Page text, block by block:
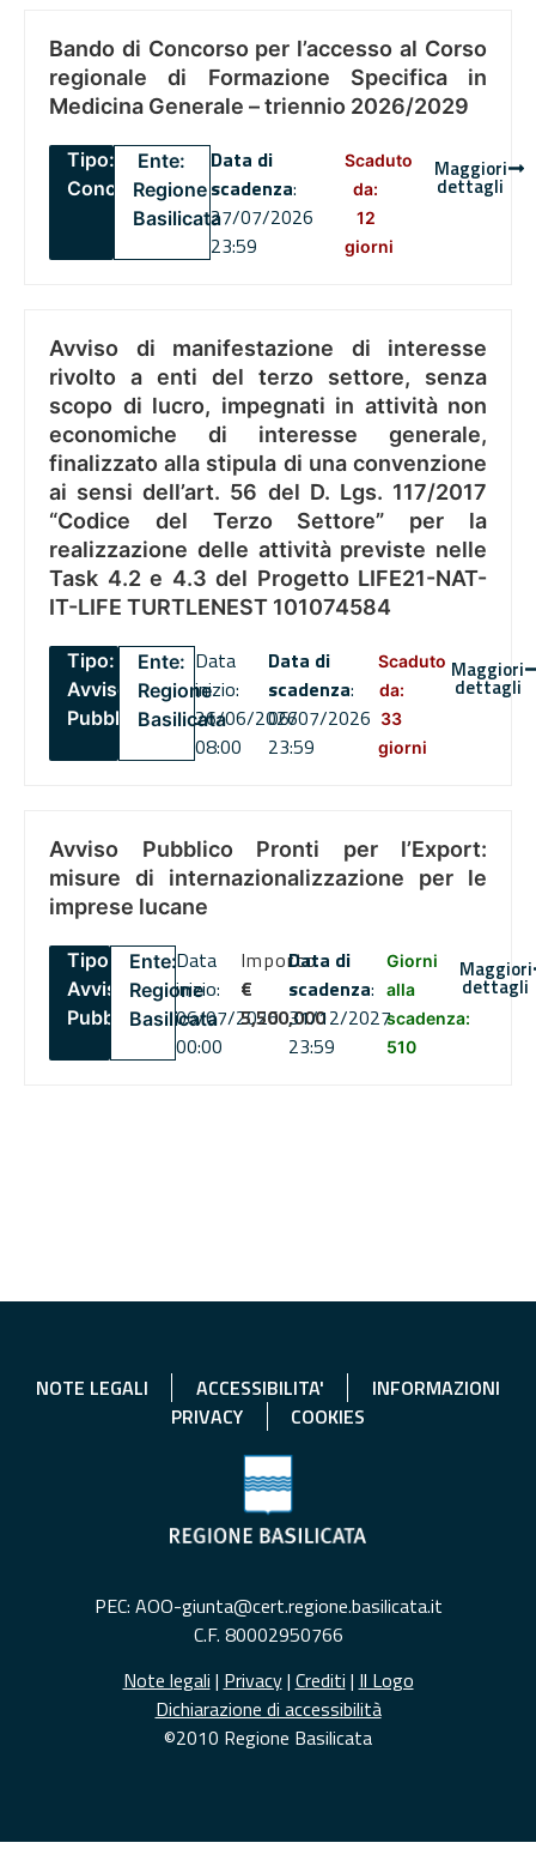
Bando di Concorso per l’accesso al Corso
regionale di Formazione Specifica in
Medicina Generale – triennio 2026/2029
Tipo:
Concorsi
Ente:
Regione
Basilicata
Data di
scadenza:
27/07/2026
23:59
Scaduto
da:
12
giorni
Maggiori
dettagli
Avviso di manifestazione di interesse
rivolto a enti del terzo settore, senza
scopo di lucro, impegnati in attività non
economiche di interesse generale,
finalizzato alla stipula di una convenzione
ai sensi dell’art. 56 del D. Lgs. 117/2017
“Codice del Terzo Settore” per la
realizzazione delle attività previste nelle
Task 4.2 e 4.3 del Progetto LIFE21-NAT-
IT-LIFE TURTLENEST 101074584
Tipo:
Avviso
Pubblico
Ente:
Regione
Basilicata
Data
inizio:
26/06/2026
08:00
Data di
scadenza:
06/07/2026
23:59
Scaduto
da:
33
giorni
Maggiori
dettagli
Avviso Pubblico Pronti per l’Export:
misure di internazionalizzazione per le
imprese lucane
Tipo:
Avviso
Pubblico
Ente:
Regione
Basilicata
Data
inizio:
06/07/2026
00:00
Importo
€
5,500,000
Data di
scadenza:
31/12/2027
23:59
Giorni
alla
scadenza:
510
Maggiori
dettagli
NOTE LEGALI ACCESSIBILITA'
INFORMAZIONI
PRIVACY
COOKIES
PEC: AOO-giunta@cert.regione.basilicata.it
C.F. 80002950766
Note legali | Privacy| Crediti | Il Logo
Dichiarazione di accessibilità
©2010 Regione Basilicata